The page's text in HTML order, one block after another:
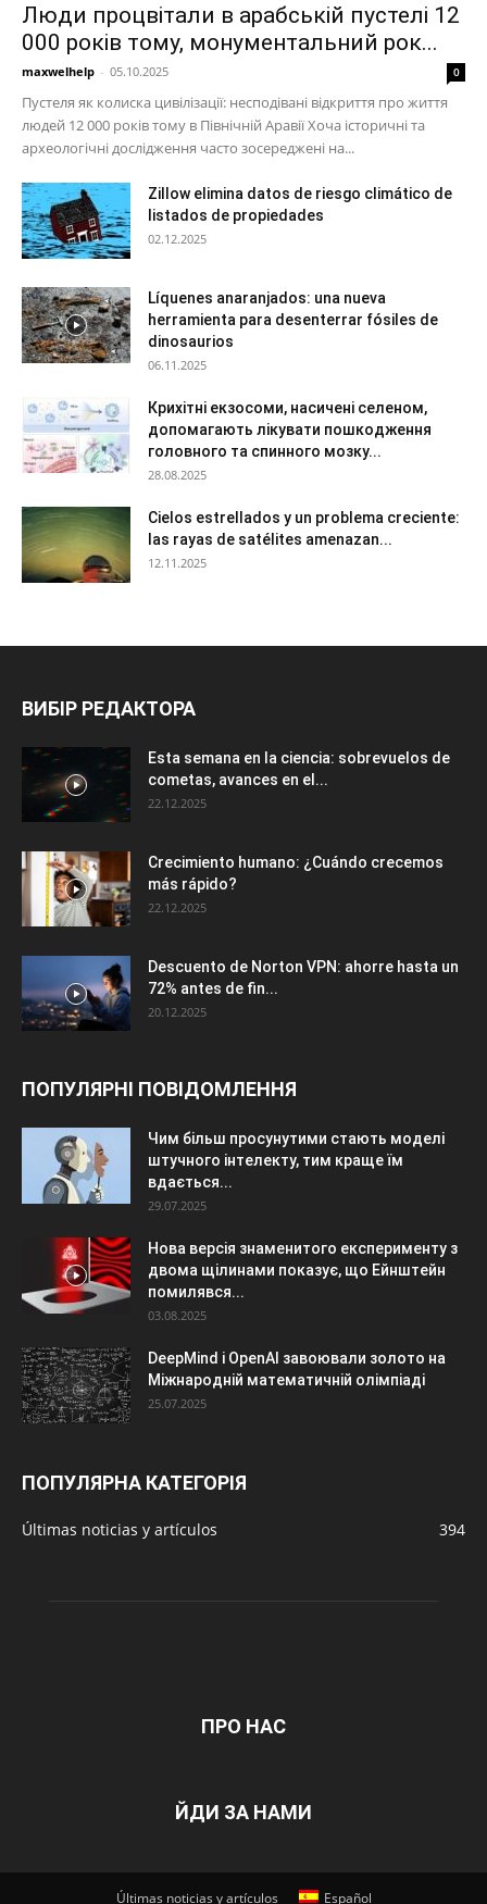
Люди процвітали в арабській пустелі 12
000 років тому, монументальний рок...
maxwelhelp - 05.10.2025 0
Пустеля як колиска цивілізації: несподівані відкриття про життя
людей 12 000 років тому в Північній Аравії Хоча історичні та
археологічні дослідження часто зосереджені на...
Zillow elimina datos de riesgo climático de
listados de propiedades
02.12.2025
Líquenes anaranjados: una nueva
herramienta para desenterrar fósiles de
dinosaurios
06.11.2025
Крихітні екзосоми, насичені селеном,
допомагають лікувати пошкодження
головного та спинного мозку...
28.08.2025
Cielos estrellados y un problema creciente:
las rayas de satélites amenazan...
12.11.2025
ВИБІР РЕДАКТОРА
Esta semana en la ciencia: sobrevuelos de
cometas, avances en el...
22.12.2025
Crecimiento humano: ¿Cuándo crecemos
más rápido?
22.12.2025
Descuento de Norton VPN: ahorre hasta un
72% antes de fin...
20.12.2025
ПОПУЛЯРНІ ПОВІДОМЛЕННЯ
Чим більш просунутими стають моделі
штучного інтелекту, тим краще їм
вдається...
29.07.2025
Нова версія знаменитого експерименту з
двома щілинами показує, що Ейнштейн
помилявся...
03.08.2025
DeepMind і OpenAI завоювали золото на
Міжнародній математичній олімпіаді
25.07.2025
ПОПУЛЯРНА КАТЕГОРІЯ
Últimas noticias y artículos 394
ПРО НАС
ЙДИ ЗА НАМИ
Últimas noticias y artículos Español